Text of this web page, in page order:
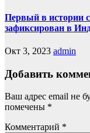
Первый в истории
зафиксирован в
Окт 3, 2023 admin
Добавить
Ваш адрес email не
помечены *
Комментарий *